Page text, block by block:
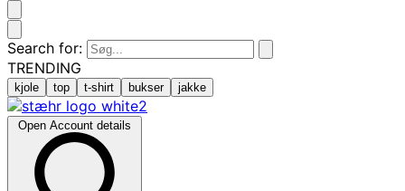
Search for:
TRENDING
kjole top t-shirt bukser jakke
Open Account details